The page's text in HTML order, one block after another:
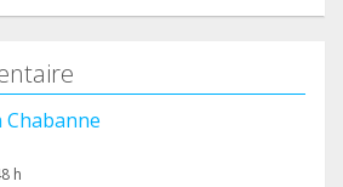
Chabanne
h